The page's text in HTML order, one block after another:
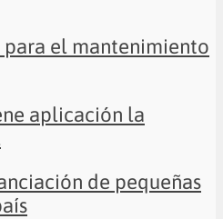
para el mantenimiento
aplicación la
de pequeñas